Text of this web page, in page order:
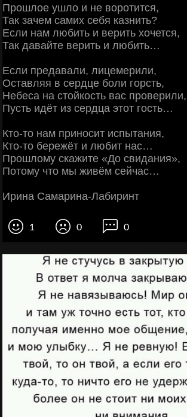
Прошлое ушло и не воротится,
Так зачем самих себя казнить?
Если нам любить и верить хочется,
Так давайте верить и любить…
Если предавали, лицемерили,
Оставляя в сердце боли горсть,
Небеса на стойкость вас проверили,
Пусть идёт из сердца этот гость…
Кто-то нам приносит испытания,
Кто-то бережёт и любит нас…
Прошлому скажите «До свидания»,
Потому что мы живём сейчас…
Ирина Самарина-Лабиринт
1 0 0